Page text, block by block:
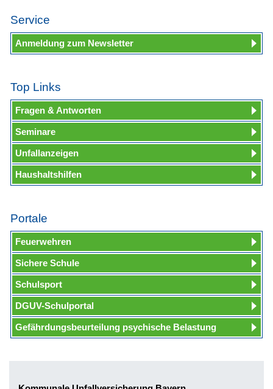
Service
Anmeldung zum Newsletter
Top Links
Fragen & Antworten
Seminare
Unfallanzeigen
Haushaltshilfen
Portale
Feuerwehren
Sichere Schule
Schulsport
DGUV-Schulportal
Gefährdungsbeurteilung psychische Belastung